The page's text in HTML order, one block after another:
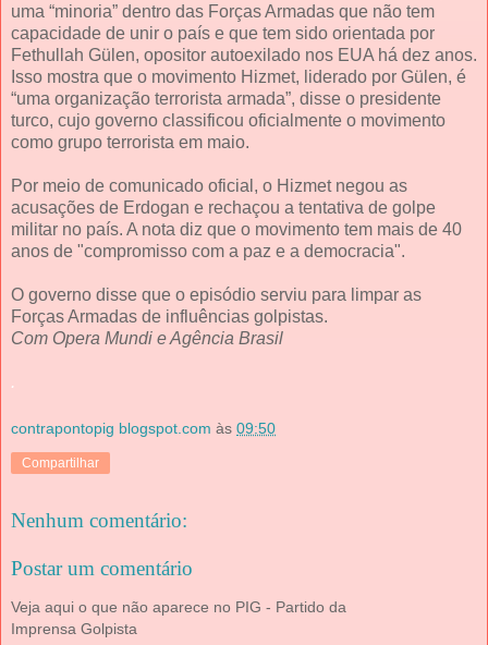
uma “minoria” dentro das Forças Armadas que não tem
capacidade de unir o país e que tem sido orientada por
Fethullah Gülen, opositor autoexilado nos EUA há dez anos.
Isso mostra que o movimento Hizmet, liderado por Gülen, é
“uma organização terrorista armada”, disse o presidente
turco, cujo governo classificou oficialmente o movimento
como grupo terrorista em maio.
Por meio de comunicado oficial, o Hizmet negou as
acusações de Erdogan e rechaçou a tentativa de golpe
militar no país. A nota diz que o movimento tem mais de 40
anos de "compromisso com a paz e a democracia".
O governo disse que o episódio serviu para limpar as
Forças Armadas de influências golpistas.
Com Opera Mundi e Agência Brasil
.
contrapontopig blogspot.com às 09:50
Compartilhar
Nenhum comentário:
Postar um comentário
Veja aqui o que não aparece no PIG - Partido da
Imprensa Golpista